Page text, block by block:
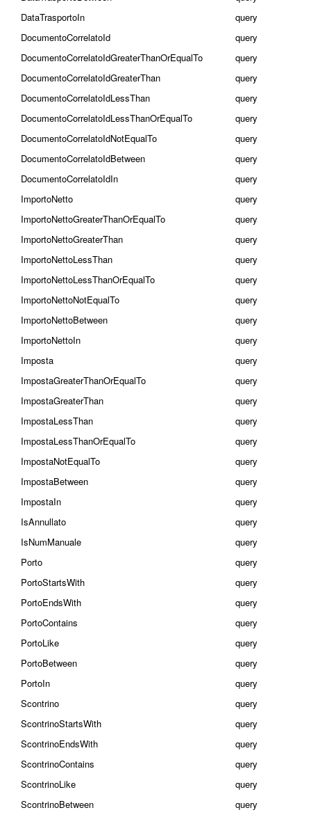
DataTrasportoIn
query
DocumentoCorrelatoId
query
DocumentoCorrelatoIdGreaterThanOrEqualTo
query
DocumentoCorrelatoIdGreaterThan
query
DocumentoCorrelatoIdLessThan
query
DocumentoCorrelatoIdLessThanOrEqualTo
query
DocumentoCorrelatoIdNotEqualTo
query
DocumentoCorrelatoIdBetween
query
DocumentoCorrelatoIdIn
query
ImportoNetto
query
ImportoNettoGreaterThanOrEqualTo
query
ImportoNettoGreaterThan
query
ImportoNettoLessThan
query
ImportoNettoLessThanOrEqualTo
query
ImportoNettoNotEqualTo
query
ImportoNettoBetween
query
ImportoNettoIn
query
Imposta
query
ImpostaGreaterThanOrEqualTo
query
ImpostaGreaterThan
query
ImpostaLessThan
query
ImpostaLessThanOrEqualTo
query
ImpostaNotEqualTo
query
ImpostaBetween
query
ImpostaIn
query
IsAnnullato
query
IsNumManuale
query
Porto
query
PortoStartsWith
query
PortoEndsWith
query
PortoContains
query
PortoLike
query
PortoBetween
query
PortoIn
query
Scontrino
query
ScontrinoStartsWith
query
ScontrinoEndsWith
query
ScontrinoContains
query
ScontrinoLike
query
ScontrinoBetween
query